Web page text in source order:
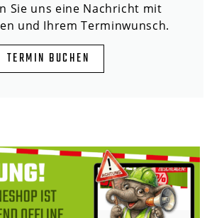
Sie uns eine Nachricht mit
und Ihrem Terminwunsch.
TERMIN BUCHEN